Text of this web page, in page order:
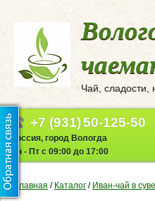
Чай, сладости,
+7 (931)50-125-50
Россия, город Вологда
Пн - Пт с 09:00 до 17:00
Главная / Каталог / Иван-чай в